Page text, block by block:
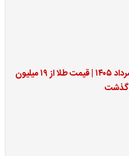
قیمت طلا و سکه امروز ۱۷ مرداد ۱۴۰۵ | قیمت طلا از ۱۹ میلیون
گذشت